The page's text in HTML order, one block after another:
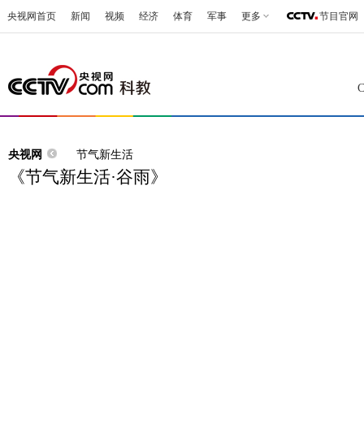
央视网首页 新闻 视频 经济 体育 军事 更多 节目官网
央视网 节气新生活
《节气新生活·谷雨》